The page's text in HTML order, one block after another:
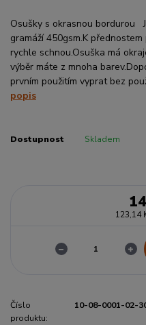
Osušky s okrasnou bordurou
gramáží 450gsm.K
rychle schnou.Osuška má
výběr máte z mnoha
prvním použitím vyprat bez
popis
Dostupnost Skladem
123,14
Číslo
produktu:
10-08-0001-02-